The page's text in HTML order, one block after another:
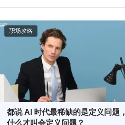
职场攻略
都说 AI 时代最稀缺的是定义问题，
什么才叫会定义问题？